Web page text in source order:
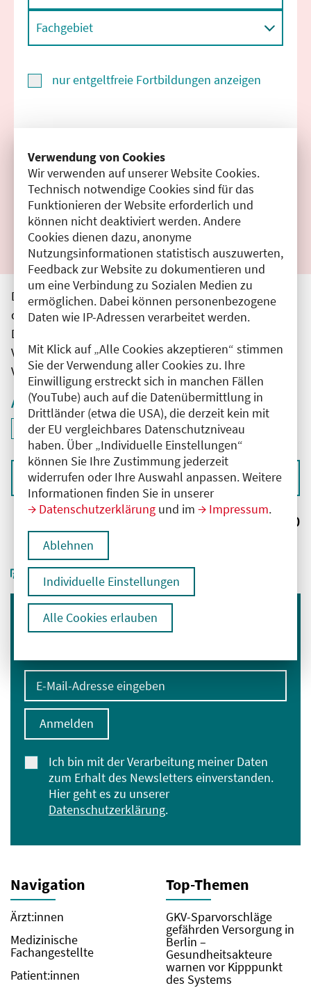
Verwendung von Cookies
Wir verwenden auf unserer Website Cookies.
Technisch notwendige Cookies sind für das
Funktionieren der Website erforderlich und
können nicht deaktiviert werden. Andere
Cookies dienen dazu, anonyme
Nutzungsinformationen statistisch auszuwerten,
Feedback zur Website zu dokumentieren und
um eine Verbindung zu Sozialen Medien zu
ermöglichen. Dabei können personenbezogene
Daten wie IP-Adressen verarbeitet werden.
Mit Klick auf „Alle Cookies akzeptieren“ stimmen
Sie der Verwendung aller Cookies zu. Ihre
Einwilligung erstreckt sich in manchen Fällen
(YouTube) auch auf die Datenübermittlung in
Drittländer (etwa die USA), die derzeit kein mit
der EU vergleichbares Datenschutzniveau
haben. Über „Individuelle Einstellungen“
können Sie Ihre Zustimmung jederzeit
widerrufen oder Ihre Auswahl anpassen. Weitere
Informationen finden Sie in unserer
Datenschutzerklärung und im Impressum.
Ablehnen
Individuelle Einstellungen
Alle Cookies erlauben
Fachgebiet
nur entgeltfreie Fortbildungen anzeigen
Filter zurücksetzen
Ergebnisse drucken
Die hier aufgeführten Veranstaltungen entsprechen
den unmittelbar vom Veranstalter getätigten Angaben.
Die Ärztekammer Berlin übernimmt keine
Verantwortung für den Inhalt, die Haftung obliegt dem
Veranstalter.
Aktive Filter
Filter
ID: ANT-2503995
deaktivieren und Suchergebnisse neu laden
Sortieren nach
Ergebnisse: 0
Immer informiert bleiben
E-Mail-Adresse eingeben
Ich bin mit der Verarbeitung meiner Daten
zum Erhalt des Newsletters einverstanden.
Hier geht es zu unserer
Datenschutzerklärung.
Anmelden
Navigation
Ärzt:innen
Medizinische
Fachangestellte
Patient:innen
Top-Themen
GKV-Sparvorschläge
gefährden Versorgung in
Berlin –
Gesundheitsakteure
warnen vor Kipppunkt
des Systems